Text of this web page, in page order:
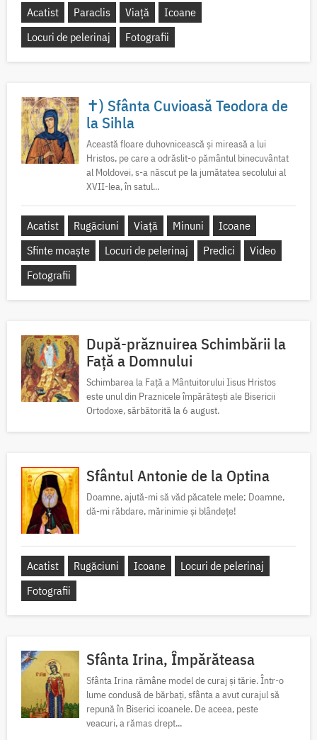
Acatist Paraclis Viață
Icoane
Locuri de pelerinaj
Fotografii
✝) Sfânta Cuvioasă Teodora de
la Sihla
Această floare duhovnicească și mireasă a lui
Hristos, pe care a odrăslit-o pământul binecuvântat
al Moldovei, s-a născut pe la jumătatea secolului al
XVII-lea, în satul...
Acatist Rugăciuni Viață Minuni
Icoane
Sfinte moaște
Locuri de pelerinaj Predici
Video
Fotografii
După-prăznuirea Schimbării la
Față a Domnului
Schimbarea la Față a Mântuitorului Iisus Hristos
este unul din Praznicele împărătești ale Bisericii
Ortodoxe, sărbătorită la 6 august.
Sfântul Antonie de la Optina
Doamne, ajută-mi să văd păcatele mele; Doamne,
dă-mi răbdare, mărinimie şi blândeţe!
Acatist Rugăciuni Icoane
Locuri de pelerinaj
Fotografii
Sfânta Irina, Împărăteasa
Sfânta Irina rămâne model de curaj și tărie. Într-o
lume condusă de bărbați, sfânta a avut curajul să
repună în Biserici icoanele. De aceea, peste
veacuri, a rămas drept...